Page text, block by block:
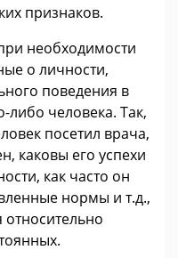
признаков.
необходимости
о личности,
поведения в
либо человека. Так,
посетил врача,
каковы его успехи
как часто он
нормы и т.д.,
относительно